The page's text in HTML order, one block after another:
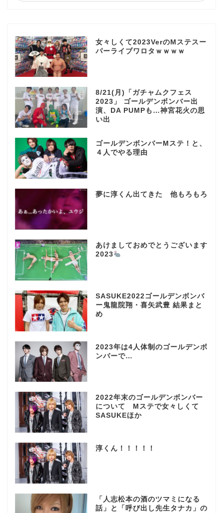
女々しくて2023VerのMステスー
パーライブワロタｗｗｗｗ
8/21(月)「ガチャムクフェス
2023」 ゴールデンボンバー出
演、DA PUMPも…神宮花火の思
い出
ゴールデンボンバーMステ！と、
４人でやる理由
夢に淳くん出てきた 他もろもろ
あけましておめでとうございます
2023
SASUKE2022ゴールデンボンバ
ー鬼龍院翔・喜矢武豊 結果まと
め
2023年は4人体制のゴールデンボ
ンバーで…
2022年末のゴールデンボンバー
について Mステで女々しくて
SASUKEほか
淳くん！！！！！
「人志松本の酒のツマミになる
話」と「呼び出し先生タナカ」の